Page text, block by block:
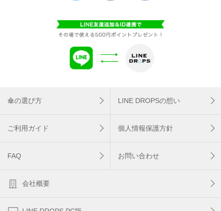
傘の選び方 LINE DROPSの想い
ご利用ガイド 個人情報保護方針
FAQ お問い合わせ
会社概要